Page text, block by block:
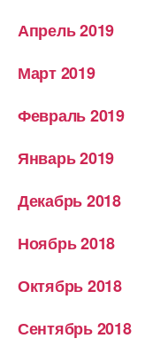
Апрель 2019
Март 2019
Февраль 2019
Январь 2019
Декабрь 2018
Ноябрь 2018
Октябрь 2018
Сентябрь 2018